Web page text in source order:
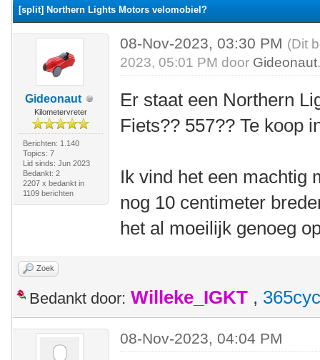
[split] Northern Lights Motors velomobiel?
Gideonaut
Kilometervreter
Berichten: 1.140
Topics: 7
Lid sinds: Jun 2023
Bedankt: 2
2207 x bedankt in
1109 berichten
08-Nov-2023, 03:30 PM (Dit
2023, 05:01 PM door Gideonaut
Er staat een Northern
Fiets?? 557?? Te koop
Ik vind het een machtig
nog 10 centimeter
het al moeilijk genoeg
Zoek
Bedankt door: Willeke_IGKT ,
08-Nov-2023, 04:04 PM